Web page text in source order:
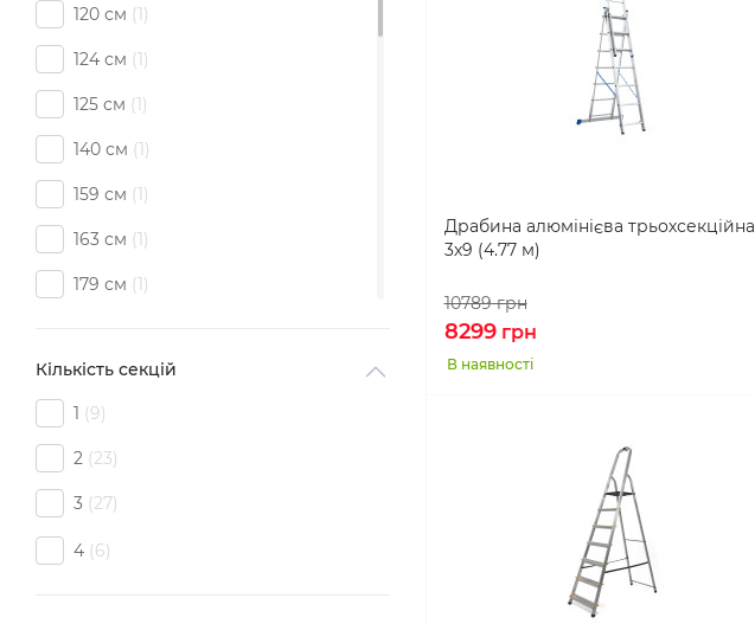
120 см 1
124 см 1
125 см 1
140 см 1
159 см 1
163 см 1
179 см 1
193 см 1
194 см
200 см
210 см
216 см
Кількість секцій
1 9
2 23
3 27
4 6
Драбина алюмінієва трьохсекційна
3х9 (4.77 м)
10789грн
8299грн
В наявності